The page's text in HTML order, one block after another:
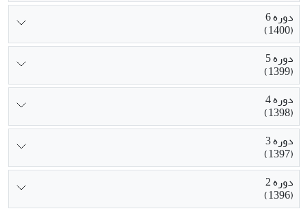
دوره 6
(1400)
دوره 5
(1399)
دوره 4
(1398)
دوره 3
(1397)
دوره 2
(1396)